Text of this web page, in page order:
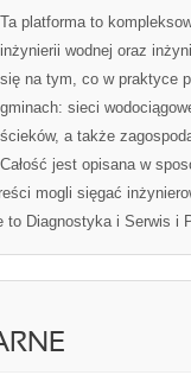
Ta platforma to
inżynierii wodnej oraz
się na tym, co w praktyce
gminach: sieci
ścieków, a także
Całość jest opisana w
mogli sięgać
to Diagnostyka i Serwis i